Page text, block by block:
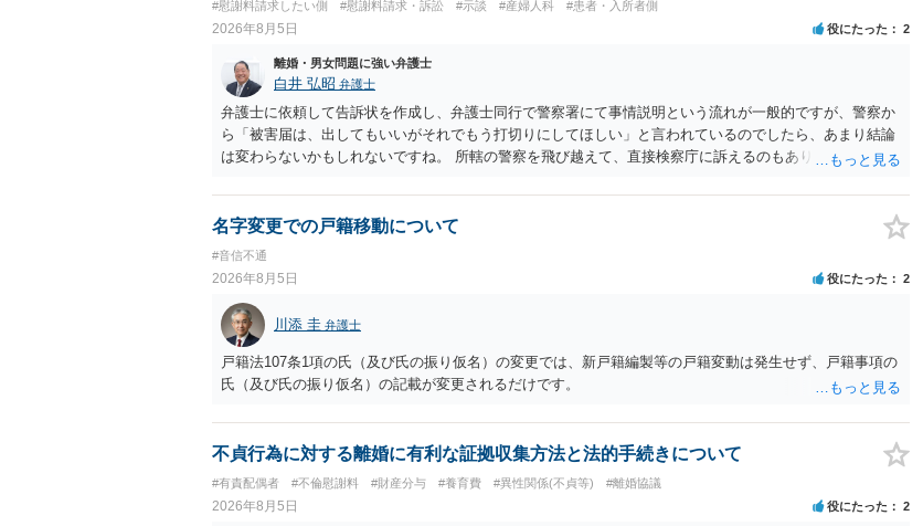
#慰謝料請求したい側 #慰謝料請求・訴訟 #示談 #産婦人科 #患者・入所者側
2026年8月5日 役にたった 2
離婚・男女問題に強い弁護士
白井 弘昭 弁護士
弁護士に依頼して告訴状を作成し、弁護士同行で警察署にて事情説明という流れが一般的ですが、警察か
ら「被害届は、出してもいいがそれでもう打切りにしてほしい」と言われているのでしたら、あまり結論
は変わらないかもしれないですね。 所轄の警察を飛び越えて、直接検察庁に訴えるのもありかもしれない
す。 一度、最寄りの「刑事に強い」とうたっている弁護士に相談してみてはいかがでしょうか。 以上、
ご参考まで。
名字変更での戸籍移動について
#音信不通
2026年8月5日 役にたった 2
川添 圭 弁護士
戸籍法107条1項の氏（及び氏の振り仮名）の変更では、新戸籍編製等の戸籍変動は発生せず、戸籍事項の
氏（及び氏の振り仮名）の記載が変更されるだけです。
不貞行為に対する離婚に有利な証拠収集方法と法的手続きについて
#有責配偶者 #不倫慰謝料 #財産分与 #養育費 #異性関係(不貞等) #離婚協議
2026年8月5日 役にたった 2